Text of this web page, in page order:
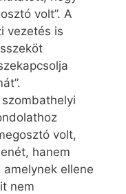
volt”. A
vezetés is
volt,
hanem
amelynek ellene
nem